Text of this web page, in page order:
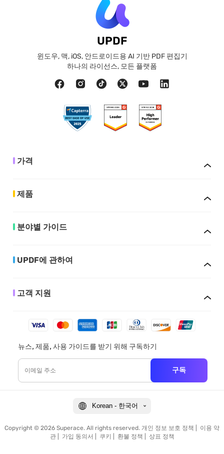
UPDF
윈도우, 맥, iOS, 안드로이드용 AI 기반 PDF 편집기
하나의 라이선스, 모든 플랫폼
가격
제품
분야별 가이드
UPDF에 관하여
고객 지원
뉴스, 제품, 사용 가이드를 받기 위해 구독하기
구독
Korean - 한국어
Copyright © 2026 Superace. All rights reserved. 개인 정보 보호 정책
이용 약
관| 가입 동의서 쿠키 환불 정책 상표 정책